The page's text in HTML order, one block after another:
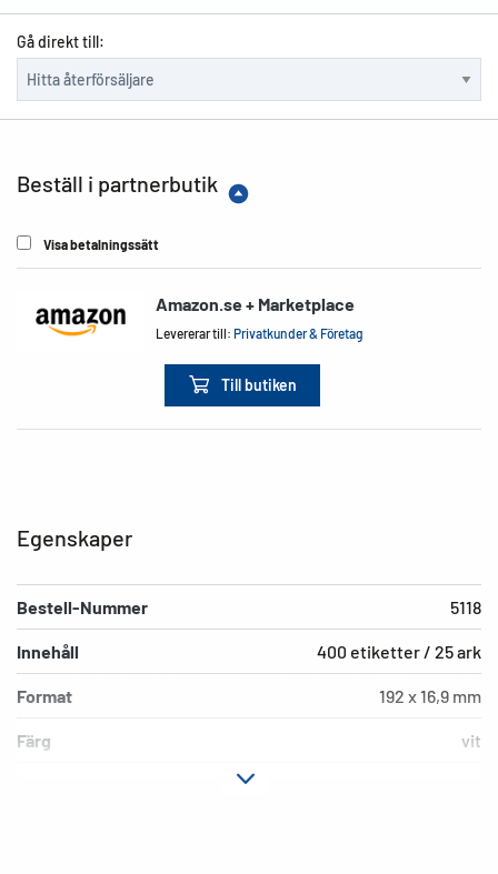
Gå direkt till:
Beställ i partnerbutik
Visa betalningssätt
Amazon.se + Marketplace
Levererar till:Privatkunder & Företag
Till butiken
Egenskaper
Bestell-Nummer 5118
Innehåll 400 etiketter / 25 ark
Format 192 x 16,9 mm
Färg vit